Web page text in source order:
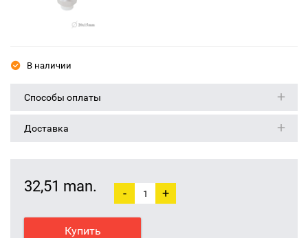
В наличии
Способы оплаты
Доставка
32,51 man. - +
Купить